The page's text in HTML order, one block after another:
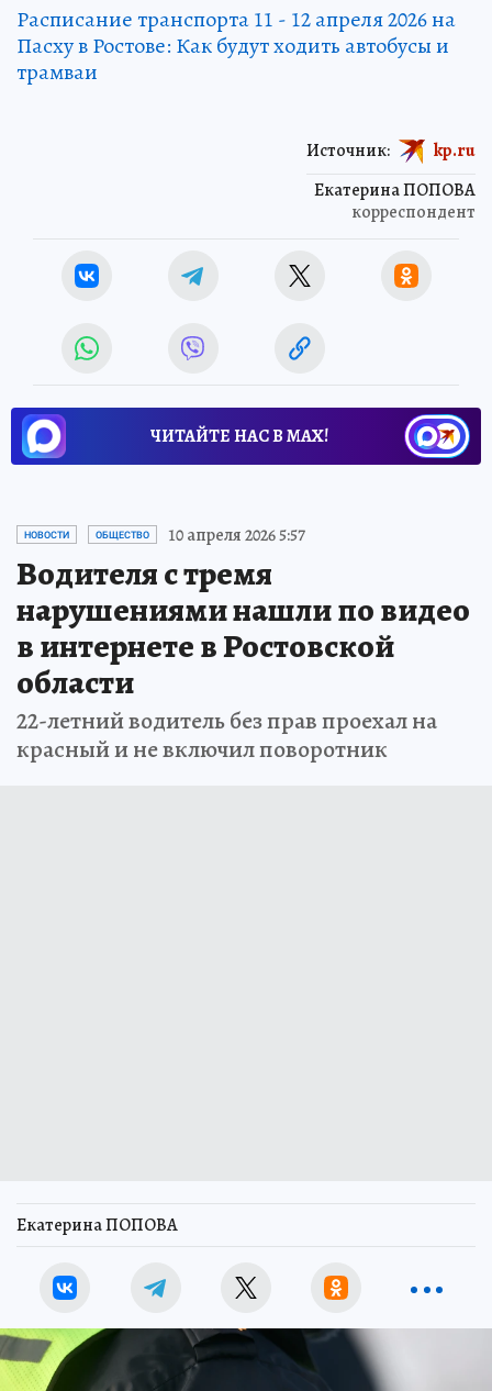
Расписание транспорта 11 - 12 апреля 2026 на
Пасху в Ростове: Как будут ходить автобусы и
трамваи
Екатерина ПОПОВА
корреспондент
Источник: kp.ru
ЧИТАЙТЕ НАС В МАХ!
НОВОСТИ ОБЩЕСТВО 10 апреля 2026 5:57
Водителя с тремя
нарушениями нашли по видео
в интернете в Ростовской
области
22-летний водитель без прав проехал на
красный и не включил поворотник
Екатерина ПОПОВА